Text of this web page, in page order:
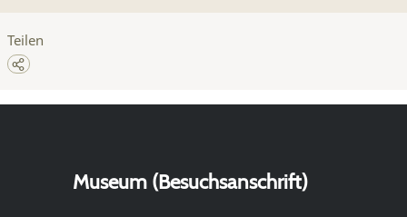
Teilen
Museum (Besuchsanschrift)